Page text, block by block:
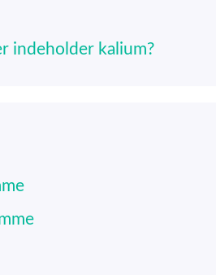
indeholder kalium?